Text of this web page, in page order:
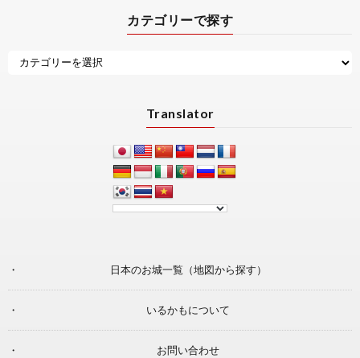
カテゴリーで探す
Translator
日本のお城一覧（地図から探す）
いるかもについて
お問い合わせ